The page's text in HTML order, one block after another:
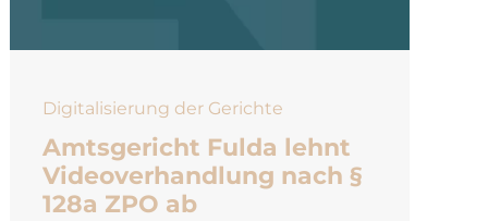
Digitalisierung der Gerichte
Amtsgericht Fulda lehnt
Videoverhandlung nach §
128a ZPO ab